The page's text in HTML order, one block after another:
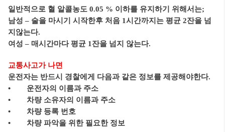
일반적으로 혈 알콜농도 0.05 % 이하를 유지하기 위해서는;
남성 – 술을 마시기 시작한후 처음 1시간까지는 평균 2잔을 넘
지않는다.
여성 – 매시간마다 평균 1잔을 넘지 않는다.
교통사고가 나면
운전자는 반드시 경찰에게 다음과 같은 정보를 제공해야한다.
• 운전자의 이름과 주소
• 차량 소유자의 이름과 주소
• 차량 등록 번호
• 차량 파악을 위한 필요한 정보